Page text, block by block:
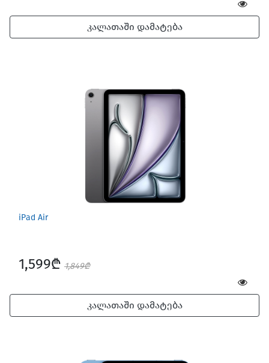
კალათაში დამატება
iPad Air
1,599₾ 1,849₾
კალათაში დამატება